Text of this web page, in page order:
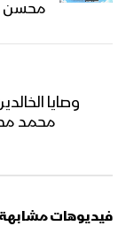
محسن
وصايا
محمد
فيديوهات مشابهة